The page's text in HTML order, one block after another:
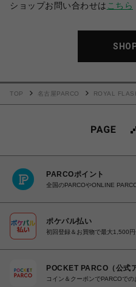
ショップお問い合わせは こちら
TOP 名古屋PARCO ROYAL
PARCOポイント
全国のPARCOやONLINE
ポケパル払い
初回登録＆お買物で最大1,500
POCKET PARCO（公式
コイン＆クーポンでPARCOで